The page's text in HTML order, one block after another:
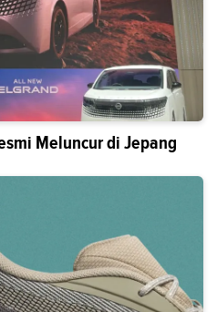
Meluncur di Jepang